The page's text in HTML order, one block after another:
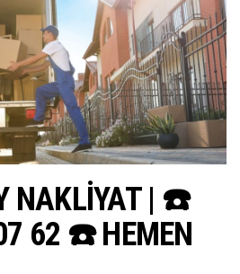
t
i
r
NAKLİYAT | ☎️
62 ☎️ HEMEN